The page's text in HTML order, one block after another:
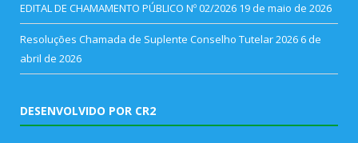
EDITAL DE CHAMAMENTO PÚBLICO Nº 02/2026 19 de maio de 2026
Resoluções Chamada de Suplente Conselho Tutelar 2026 6 de
abril de 2026
DESENVOLVIDO POR CR2